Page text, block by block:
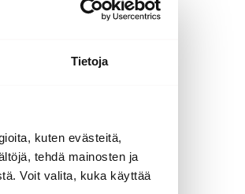
Tietoja
kuten evästeitä,
tehdä mainosten ja
Voit valita, kuka käyttää